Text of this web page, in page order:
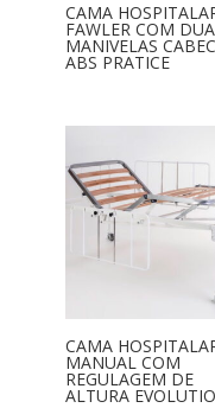
CAMA
FAWLER COM
MANIVELAS
ABS PRATICE
CAMA
MANUAL COM
REGULAGEM DE
ALTURA